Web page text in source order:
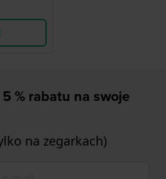
% rabatu na swoje
na zegarkach)